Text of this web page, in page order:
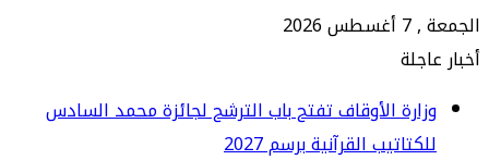
الأوقاف تفتح باب الترشح لجائزة محمد السادس
القرآنية برسم 2027